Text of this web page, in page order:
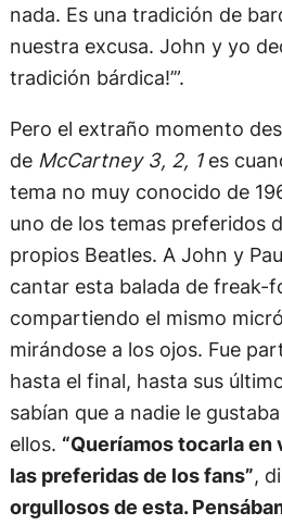
nada. Es una tradición de
nuestra excusa. John y yo
tradición bárdica!’”.
Pero el extraño momento
de McCartney 3, 2, 1es
tema no muy conocido de
uno de los temas preferidos
propios Beatles. A John y
cantar esta balada de freak-
compartiendo el mismo
mirándose a los ojos. Fue
hasta el final, hasta sus
sabían que a nadie le
ellos. “Queríamos tocarla en
las preferidas de los fans”,
orgullosos de esta.